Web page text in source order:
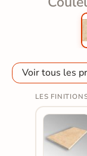
Voir tous les
LES